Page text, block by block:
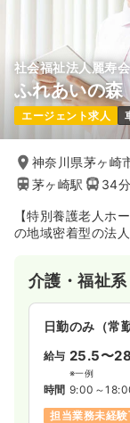
社会福祉法人麗寿会
ふれあいの森
エージェント求人
神奈川県茅ヶ崎
茅ヶ崎駅
34分
【特別養護老人ホ
の地域密着型の法
介護・福祉
日勤のみ（常勤
給与 25.5〜
※一例
時間 9:00～
担当業務未経験